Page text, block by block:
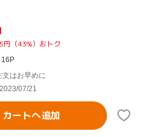
円（43%）おトク
16P
文はお早めに
07/21
カートへ追加